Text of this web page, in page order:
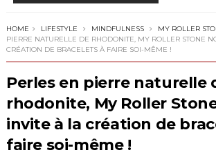
HOME LIFESTYLE MINDFULNESS MY ROLLER
PIERRE NATURELLE DE RHODONITE, MY ROLLER STONE
CRÉATION DE BRACELETS À FAIRE SOI-MÊME !
Perles en pierre naturelle
rhodonite, My Roller
invite à la création de
faire soi-même !